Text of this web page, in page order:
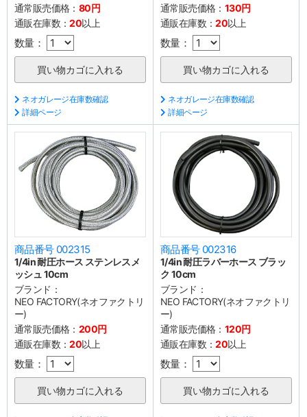
通常販売価格： 80円
通販在庫数：20以上
数量：
ネオガレージ在庫数確認
詳細ページ
通常販売価格： 130円
通販在庫数：20以上
数量：
ネオガレージ在庫数確認
詳細ページ
商品番号 002315
1/4in 耐圧ホース ステンレスメ
ッシュ 10cm
ブランド：
NEO FACTORY(ネオファクトリ
ー)
通常販売価格： 200円
通販在庫数：20以上
数量：
商品番号 002316
1/4in 耐圧ラバーホース ブラッ
ク 10cm
ブランド：
NEO FACTORY(ネオファクトリ
ー)
通常販売価格： 120円
通販在庫数：20以上
数量：